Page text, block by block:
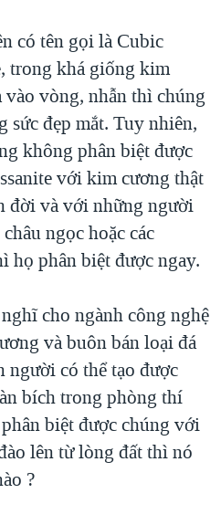
có tên gọi là Cubic
trong khá giống kim
vào vòng, nhẫn thì chúng
sức đẹp mắt. Tuy nhiên,
không phân biệt được
với kim cương thật
đời và với những người
ngọc hoặc các
họ phân biệt được ngay.
cho ngành công nghệ
và buôn bán loại đá
người có thể tạo được
bích trong phòng thí
biệt được chúng với
lên từ lòng đất thì nó
?